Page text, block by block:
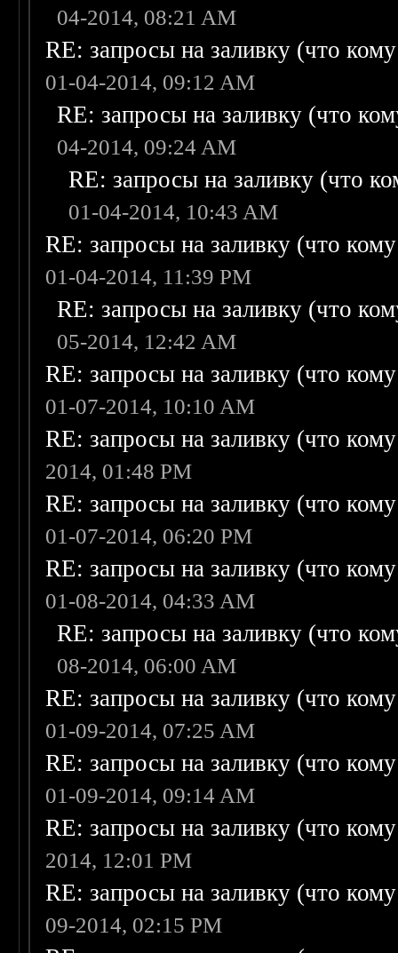
04-2014, 08:21 AM
RE: запросы на заливку (что
01-04-2014, 09:12 AM
RE: запросы на заливку (что
04-2014, 09:24 AM
RE: запросы на заливку (что
01-04-2014, 10:43 AM
RE: запросы на заливку (что
01-04-2014, 11:39 PM
RE: запросы на заливку (что
05-2014, 12:42 AM
RE: запросы на заливку (что
01-07-2014, 10:10 AM
RE: запросы на заливку (что
2014, 01:48 PM
RE: запросы на заливку (что
01-07-2014, 06:20 PM
RE: запросы на заливку (что
01-08-2014, 04:33 AM
RE: запросы на заливку (что
08-2014, 06:00 AM
RE: запросы на заливку (что
01-09-2014, 07:25 AM
RE: запросы на заливку (что
01-09-2014, 09:14 AM
RE: запросы на заливку (что
2014, 12:01 PM
RE: запросы на заливку (что
09-2014, 02:15 PM